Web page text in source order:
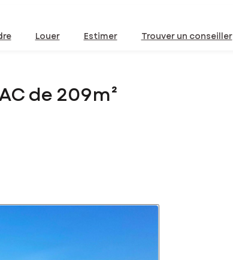
Louer Estimer Trouver un conseiller
de 209m²